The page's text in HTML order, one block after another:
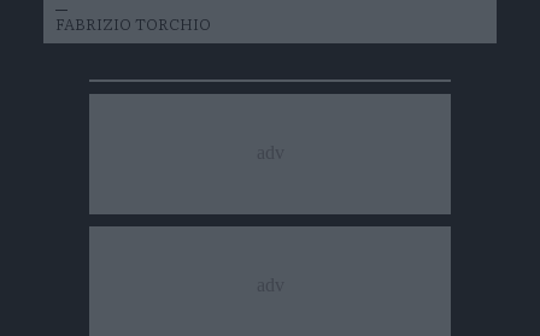
FABRIZIO TORCHIO